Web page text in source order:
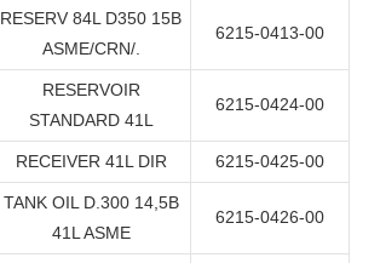
RESERV 84L D350 15B
ASME/CRN/.
6215-0413-00
RESERVOIR
STANDARD 41L
6215-0424-00
RECEIVER 41L DIR 6215-0425-00
TANK OIL D.300 14,5B
41L ASME
6215-0426-00